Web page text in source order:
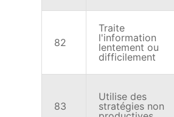
82
Traite
l'information
lentement ou
difficilement
83
Utilise des
stratégies non